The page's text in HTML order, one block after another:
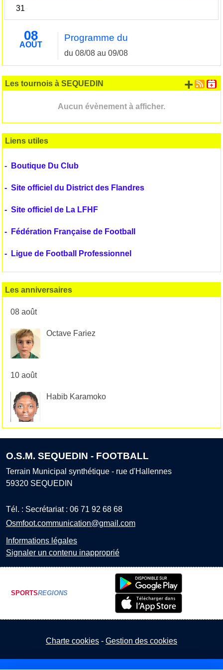
31
08
AOÛT
Programme du
du 08/08 au 09/08
Les tournois à SEQUEDIN
Aucun évènement à afficher.
+
Liens utiles
- Boutique Du Club
- Site officiel du District des Flandres
- Site officiel de La LFHF
- Fédération Française de Football
- Ligue de Football Professionnel
Les anniversaires
08 août
Octave Fariez
10 août
Habib Karamoko
O.S.M. SEQUEDIN - FOOTBALL
Terrain Municipal synthétique - rue d'Hallennes
59320 SEQUEDIN
Tél. : Secrétariat : 06 71 92 68 68
Osmfoot.communication@gmail.com
Informations légales
Signaler un contenu inapproprié
SPORTSREGIONS
Charte cookies Gestion des cookies